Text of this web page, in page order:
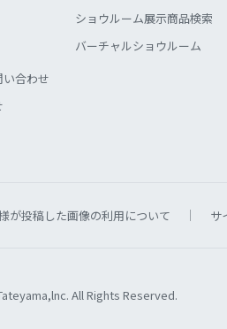
合わせ
ショウルーム展示商品検索
バーチャルショウルーム
が投稿した画像の利用について サ
All Rights Reserved.